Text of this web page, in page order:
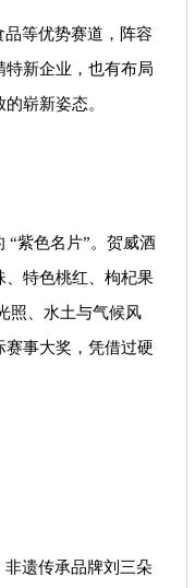
等优势赛道，阵容
特新企业，也有布局
崭新姿态。
“紫色名片”。贺威酒
、特色桃红、枸杞果
照、水土与气候风
事大奖，凭借过硬
遗传承品牌刘三朵